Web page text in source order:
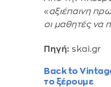
«αξιέπαινη
οι μαθητές να
Πηγή: skai.gr
Back to
το ξέρουμε